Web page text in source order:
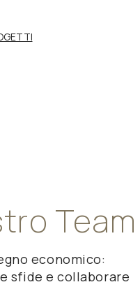
Team
economico:
sfide e collaborare